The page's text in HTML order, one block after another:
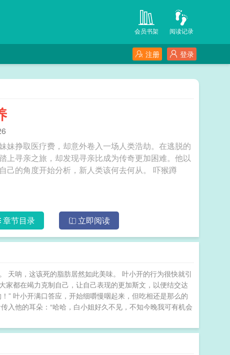
阅读记录
会员书架
登录
注册
妹挣取医疗费，却意外卷入一场人类浩劫。在逃脱的
上寻亲之旅，却发现寻亲比成为传奇更加困难。他以
异于常人的思维模式，破解了人类危机，也从自己的角度开始分析，新人类该何去何从。 吓猴蹲
章节目录 立即阅读
天呐，这该死的脂肪居然如此美味。 叶小开的行为很快就引
都在竭力克制自己，让自己表现的更加斯文，以便结交达
” 叶小开满口答应，开始细嚼慢咽起来，但吃相还是那么的
入他的耳朵：“哈哈，白小姐好久不见，不知今晚我可有机会